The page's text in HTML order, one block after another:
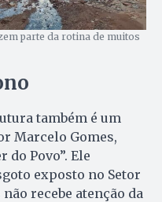
parte da rotina de muitos
também é um
Marcelo Gomes,
do Povo”. Ele
exposto no Setor
recebe atenção da